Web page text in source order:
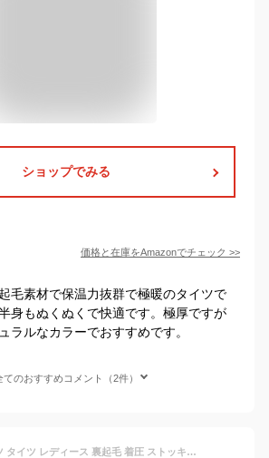
ショップでみる
価格と在庫をAmazonでチェック >>
毛素材で保温力抜群で極暖のタイツで
身もぬくぬくで快適です。極厚ですが
ラルなカラーでおすすめです。
てのおすすめコメント（2件）
フェイクタイツ タイツ レディース 裏起毛 着圧 ストッキング風 タイツ 裏起毛 1200デニール 透けて見える タイツ フェイクストッキング ストッキング風タイツ 温かい 激暖 極暖 防寒 ベージュ 送料無料 [mask]